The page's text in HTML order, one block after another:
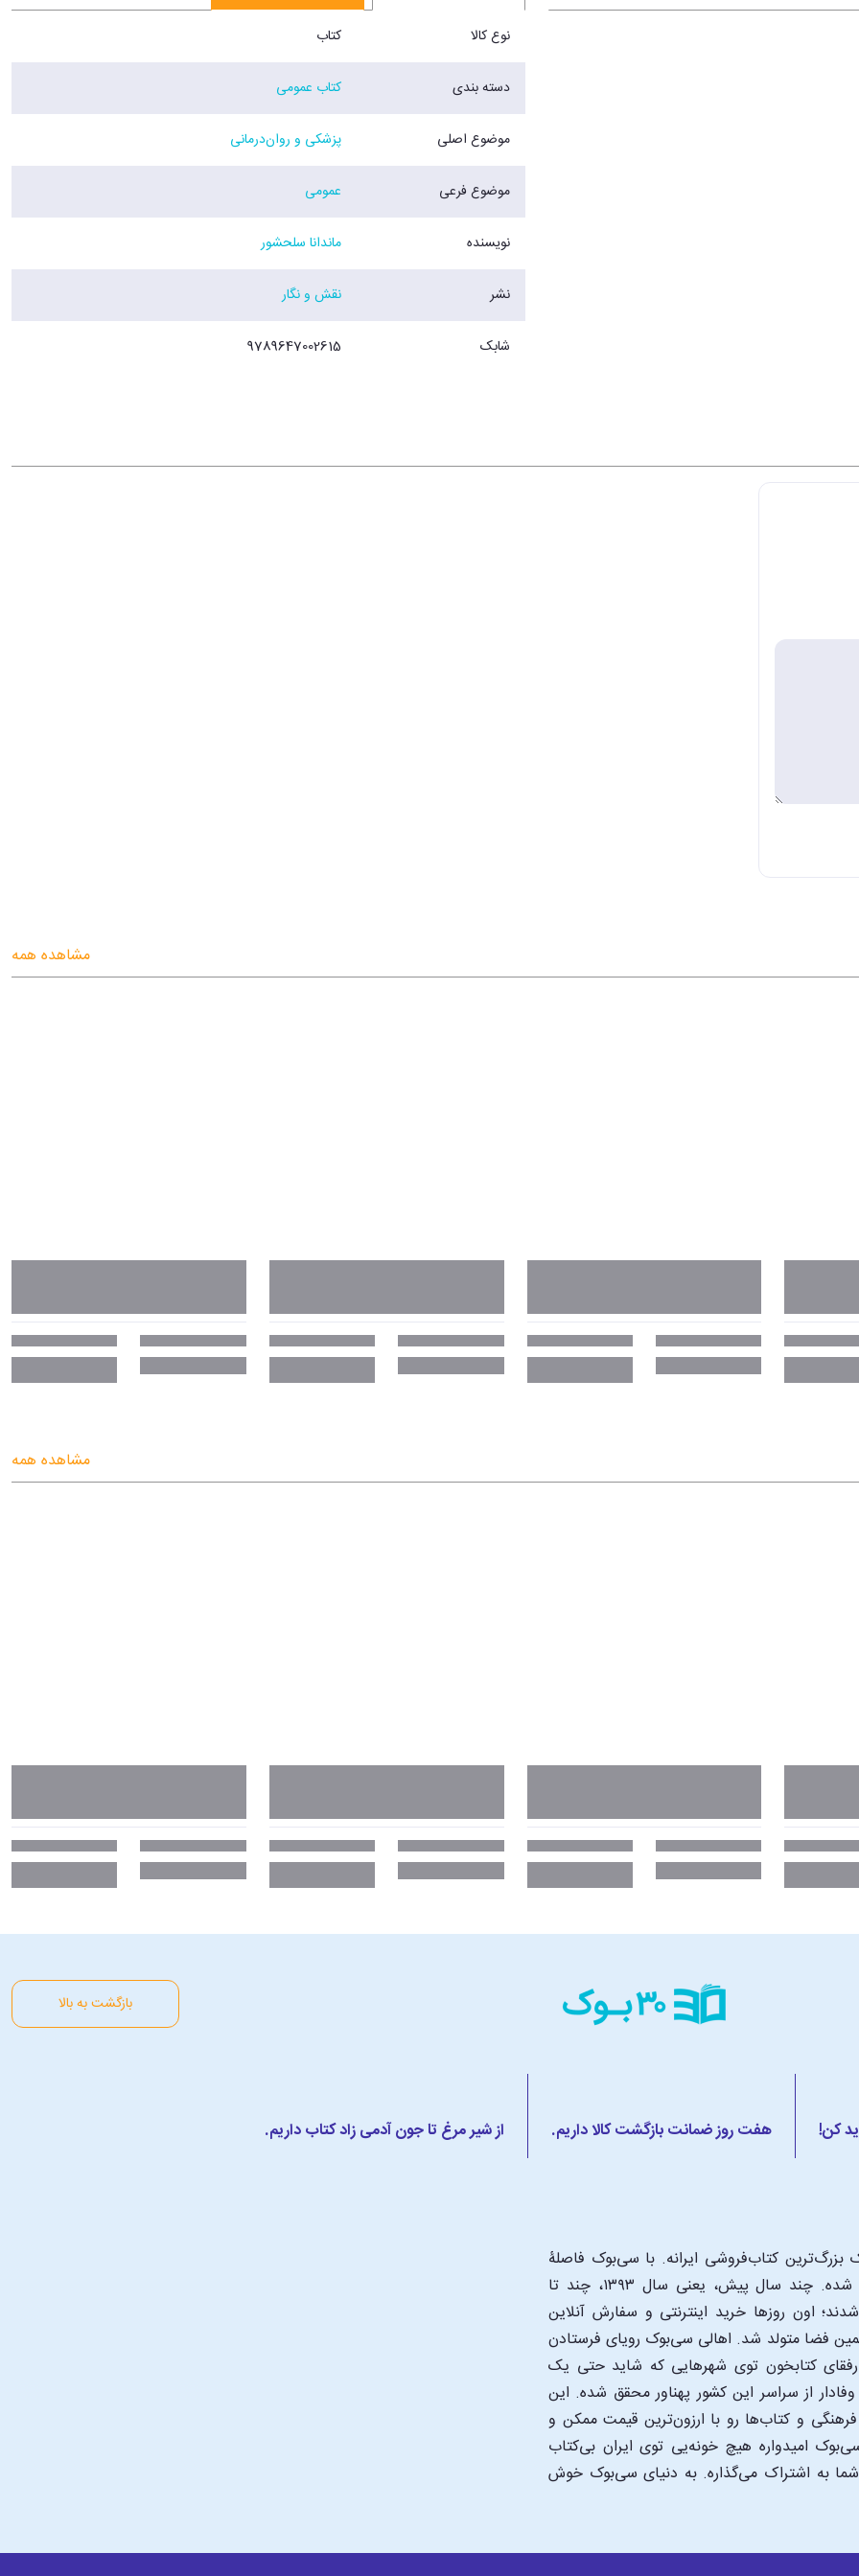
نوع کالا کتاب
دسته بندی کتاب عمومی
موضوع اصلی پزشکی و روان‌درمانی
موضوع فرعی عمومی
نویسنده ماندانا سلحشور
نشر نقش و نگار
شابک 9789647002615
مشاهده همه
مشاهده همه
بازگشت به بالا
کن! هفت روز ضمانت بازگشت کالا داریم. از شیر مرغ تا جون آدمی زاد کتاب داریم.
کتاب‌فروشی ایرانه. با سی‌بوک فاصلۀ
شما تا یک کتابفروشی بزرگ و پروپیمون تنها به اندازۀ یک کلیک شده. چند سال پیش، یعنی سال ۱۳۹۳، چند تا
اون‌ روزها خرید اینترنتی و سفارش آنلاین
فضا متولد شد. اهالی سی‌بوک رویای فرستادن
رفقای کتابخون توی شهرهایی که شاید حتی یک
از سراسر این کشور پهناور محقق شده. این
فرهنگی و کتاب‌ها رو با ارزون‌ترین قیمت ممکن و
امیدواره هیچ خونه‌یی توی ایران بی‌کتاب
شما به اشتراک می‌گذاره. به دنیای سی‌بوک خوش